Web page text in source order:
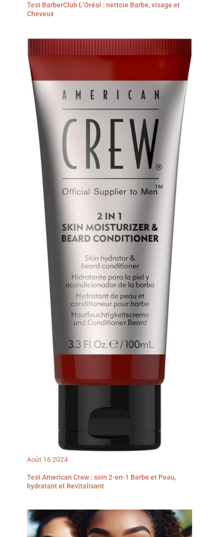
Test BarberClub L’Oréal : nettoie Barbe, visage et
Cheveux
Août 162024
Test American Crew : soin 2-en-1 Barbe et Peau,
hydratant et Revitalisant